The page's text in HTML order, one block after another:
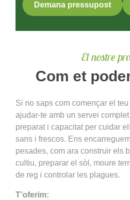
Demana pressupost
El nostre
Com et
Si no saps com començar el teu
ajudar-te amb un servei
preparat i capacitat per cuidar
sans i frescos. Ens
pesades, com ara construir els
cultiu, preparar el sòl, moure
de reg i controlar les plagues.
T’oferim: